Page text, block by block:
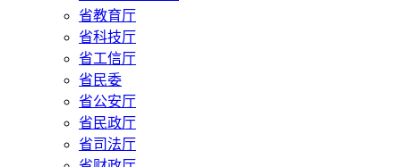
省教育厅
省科技厅
省工信厅
省民委
省公安厅
省民政厅
省司法厅